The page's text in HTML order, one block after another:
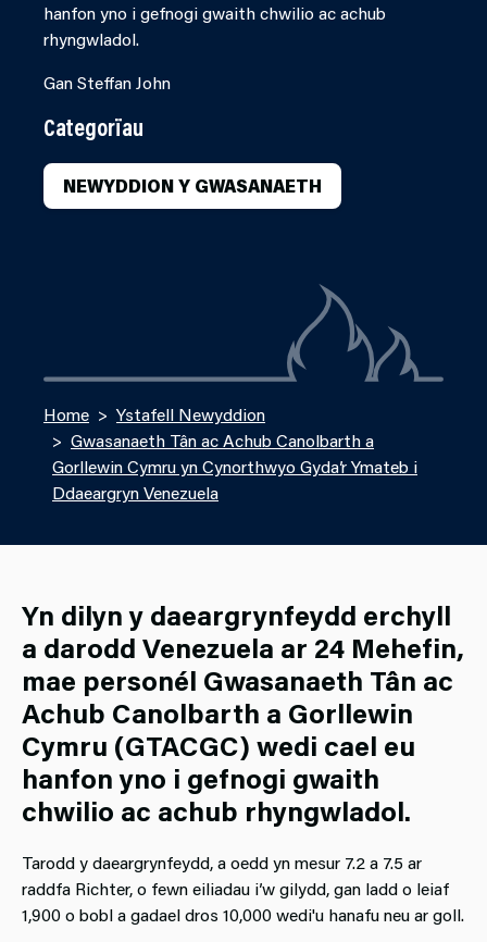
hanfon yno i gefnogi gwaith chwilio ac achub
rhyngwladol.
Gan Steffan John
Categorïau
NEWYDDION Y GWASANAETH
Home
Ystafell Newyddion
Gwasanaeth Tân ac Achub Canolbarth a
Gorllewin Cymru yn Cynorthwyo Gyda’r Ymateb i
Ddaeargryn Venezuela
Yn dilyn y daeargrynfeydd erchyll
a darodd Venezuela ar 24 Mehefin,
mae personél Gwasanaeth Tân ac
Achub Canolbarth a Gorllewin
Cymru (GTACGC) wedi cael eu
hanfon yno i gefnogi gwaith
chwilio ac achub rhyngwladol.
Tarodd y daeargrynfeydd, a oedd yn mesur 7.2 a 7.5 ar
raddfa Richter, o fewn eiliadau i’w gilydd, gan ladd o leiaf
1,900 o bobl a gadael dros 10,000 wedi'u hanafu neu ar goll.